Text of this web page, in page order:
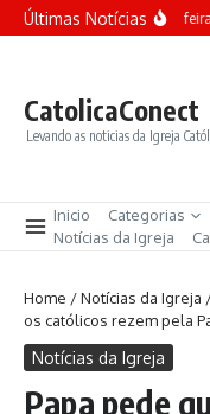
Ir para o conteúdo
Últimas NotíciasTerça-
CatolicaConect
Levando as noticias da Igreja
Inicio Categorias
Notícias da Igreja
Home /Notícias da Igreja
os católicos rezem pela
Notícias da Igreja
Papa pede